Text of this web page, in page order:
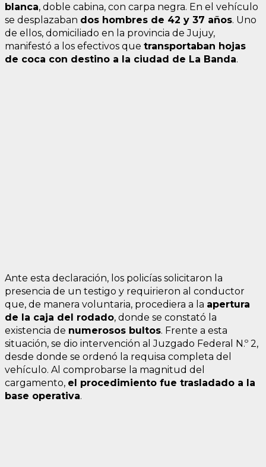
blanca, doble cabina, con carpa negra. En el vehículo
se desplazaban dos hombres de 42 y 37 años. Uno
de ellos, domiciliado en la provincia de Jujuy,
manifestó a los efectivos que transportaban hojas
de coca con destino a la ciudad de La Banda.
Ante esta declaración, los policías solicitaron la
presencia de un testigo y requirieron al conductor
que, de manera voluntaria, procediera a la apertura
de la caja del rodado, donde se constató la
existencia de numerosos bultos. Frente a esta
situación, se dio intervención al Juzgado Federal N.º 2,
desde donde se ordenó la requisa completa del
vehículo. Al comprobarse la magnitud del
cargamento, el procedimiento fue trasladado a la
base operativa.